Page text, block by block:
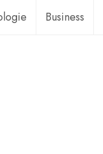
Business